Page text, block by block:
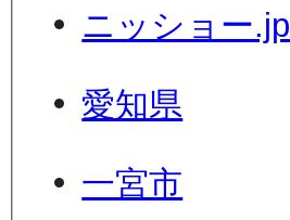
ニッショー.jp
愛知県
一宮市